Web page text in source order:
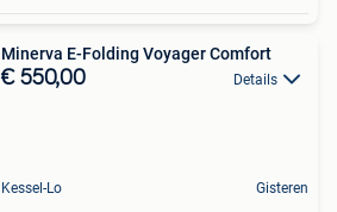
Minerva E-Folding Voyager Comfort
€ 550,00 Details
Kessel-Lo Gisteren